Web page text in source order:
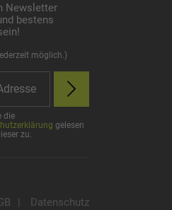
Newsletter
bestens
möglich.)
die
gelesen
zu.
| Datenschutz